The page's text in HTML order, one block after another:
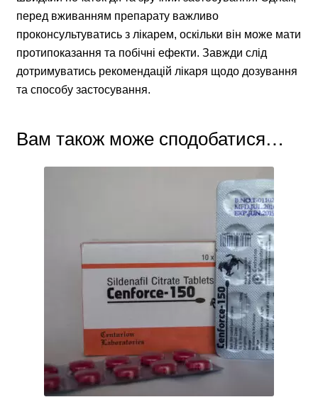
перед вживанням препарату важливо
проконсультуватись з лікарем, оскільки він може мати
протипоказання та побічні ефекти. Завжди слід
дотримуватись рекомендацій лікаря щодо дозування
та способу застосування.
Вам також може сподобатися…